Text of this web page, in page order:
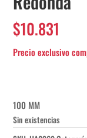
$10.831
100 MM
Sin existencias